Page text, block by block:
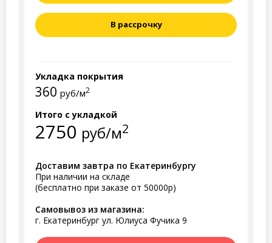
В рассрочку
Укладка покрытия
360 руб/м2
Итого с укладкой
2750 руб/м2
Доставим завтра по Екатеринбургу
При наличии на складе
(бесплатно при заказе от 50000р)
Самовывоз из магазина:
г. Екатеринбург ул. Юлиуса Фучика 9